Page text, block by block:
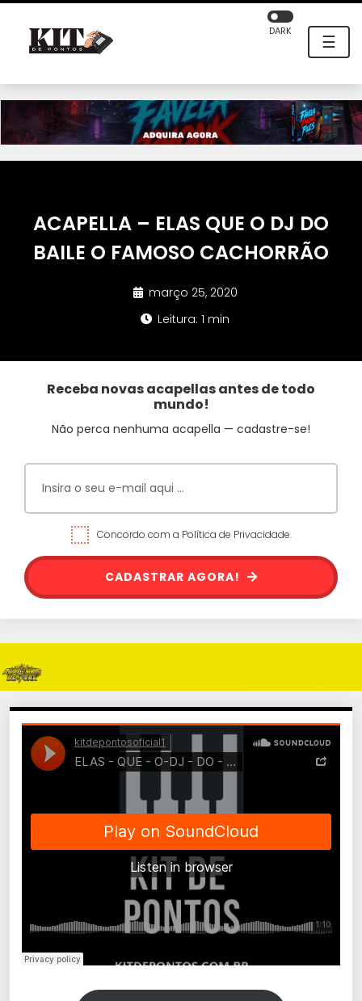
☰
DARK
ACAPELLA – ELAS QUE O DJ DO
BAILE O FAMOSO CACHORRÃO
março 25, 2020
Leitura: 1 min
Receba novas acapellas antes de todo
mundo!
Não perca nenhuma acapella — cadastre-se!
Concordo com a Política de Privacidade.
CADASTRAR AGORA!